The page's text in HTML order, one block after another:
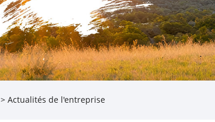
> Actualités de l'entreprise